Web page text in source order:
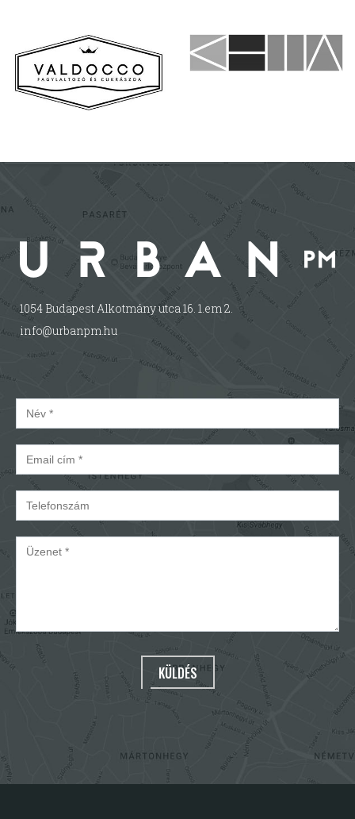
1054 Budapest Alkotmány utca 16. 1.em 2.
info@urbanpm.hu
KÜLDÉS